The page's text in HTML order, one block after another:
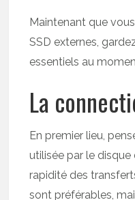
Maintenant que
SSD externes,
essentiels au
La
En premier lieu,
utilisée par le disque
rapidité des
sont préférables,